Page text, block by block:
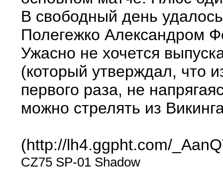
В свободный день
Полегежко Александром
Ужасно не хочется
(который утверждал, что
первого раза, не
можно стрелять из
(http://lh4.ggpht.com/
CZ75 SP-01 Shadow